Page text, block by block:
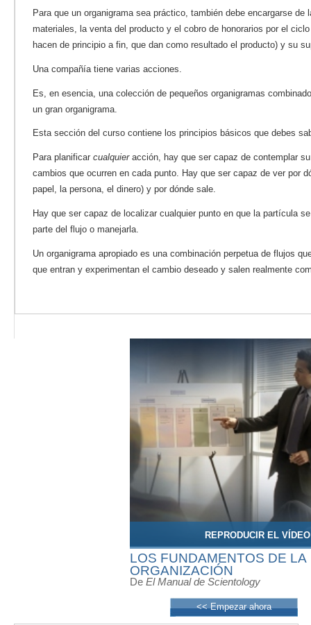
REPRODUCIR EL VÍDEO
LOS FUNDAMENTOS DE LA
ORGANIZACIÓN
De El Manual de Scientology
<< Empezar ahora
Para que un organigrama sea práctico, también debe encargarse de
materiales, la venta del producto y el cobro de honorarios por el
hacen de principio a fin, que dan como resultado el producto) y su
Una compañía tiene varias acciones.
Es, en esencia, una colección de pequeños organigramas
un gran organigrama.
Esta sección del curso contiene los principios básicos que debes
Para planificar cualquieracción, hay que ser capaz de contemplar
cambios que ocurren en cada punto. Hay que ser capaz de ver por
papel, la persona, el dinero) y por dónde sale.
Hay que ser capaz de localizar cualquier punto en que la partícula
parte del flujo o manejarla.
Un organigrama apropiado es una combinación perpetua de flujos
que entran y experimentan el cambio deseado y salen realmente